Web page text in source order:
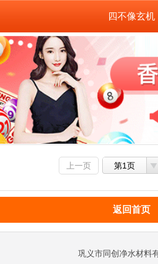
四不像玄机
上一页 第1页
返回首页
巩义市同创净水材料